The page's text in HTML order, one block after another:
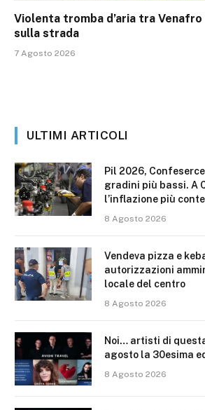
Violenta tromba d’aria tra
sulla strada
7 Agosto 2026
ULTIMI ARTICOLI
Pil 2026,
gradini più bassi. A
l’inflazione più
8 Agosto 2026
Vendeva pizza e
autorizzazioni
locale del centro
8 Agosto 2026
Noi… artisti di questa
agosto la 30esima
8 Agosto 2026